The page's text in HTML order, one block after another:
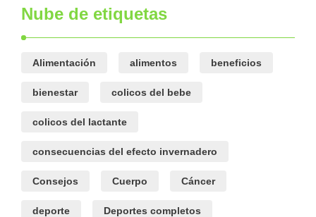
Nube de etiquetas
Alimentación alimentos beneficios
bienestar colicos del bebe
colicos del lactante
consecuencias del efecto invernadero
Consejos Cuerpo Cáncer
deporte Deportes completos